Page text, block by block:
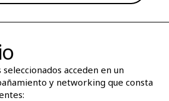
acceden en un
y networking que consta